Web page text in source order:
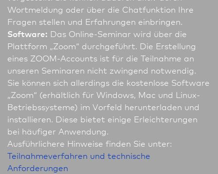
Wortmeldung oder über die Chatfunktion Ihre
Fragen stellen und Erfahrungen einbringen.
Software: Das Online-Seminar wird über die
Plattform „Zoom“ durchgeführt. Die Erstellung
eines ZOOM-Accounts ist für die Teilnahme an
unseren Seminaren nicht zwingend notwendig.
Sie können sich allerdings die kostenlose Software
„Zoom“ (erhältlich für Windows, Mac und Linux-
Betriebssysteme) im Vorfeld herunterladen und
installieren. Diese bietet einige Erleichterungen
bei häufiger Anwendung.
Ausführlichere Hinweise finden Sie unter:
Teilnahmeverfahren und technische
Anforderungen